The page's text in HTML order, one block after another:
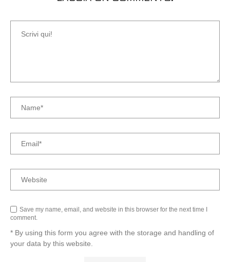
Save my name, email, and website in this browser for the next time I
comment.
* By using this form you agree with the storage and handling of
your data by this website.